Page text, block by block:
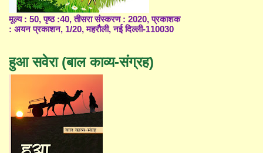
मूल्य : 50, पृष्ठ :40, तीसरा संस्करण : 2020, प्रकाशक
: अयन प्रकाशन, 1/20, महरौली, नई दिल्ली-110030
हुआ सवेरा (बाल काव्य-संग्रह)